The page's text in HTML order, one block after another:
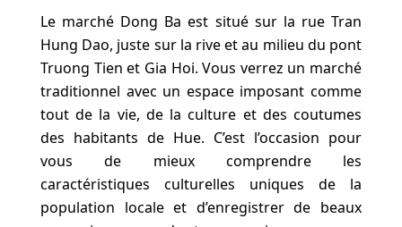
Le marché Dong Ba est situé sur la rue Tran
Hung Dao, juste sur la rive et au milieu du pont
Truong Tien et Gia Hoi. Vous verrez un marché
traditionnel avec un espace imposant comme
tout de la vie, de la culture et des coutumes
des habitants de Hue. C’est l’occasion pour
vous de mieux comprendre les
caractéristiques culturelles uniques de la
population locale et d’enregistrer de beaux